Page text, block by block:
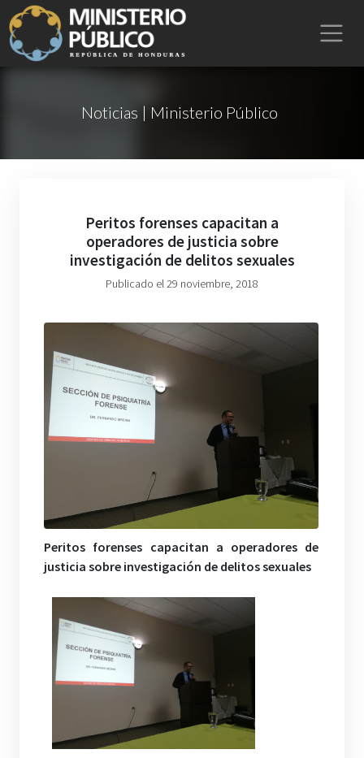
Noticias | Ministerio Público
Peritos forenses capacitan a
operadores de justicia sobre
investigación de delitos sexuales
Publicado el 29 noviembre, 2018
Peritos forenses capacitan a operadores de
justicia sobre investigación de delitos sexuales